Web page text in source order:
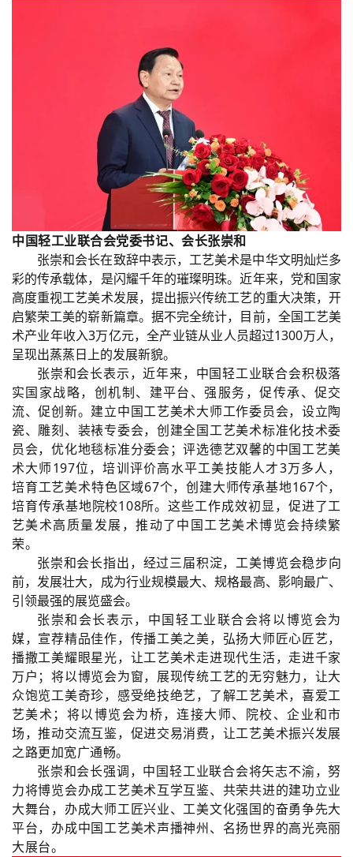
中国轻工业联合会党委书记、会长张崇和
张崇和会长在致辞中表示，工艺美术是中华文明灿烂多
彩的传承载体，是闪耀千年的璀璨明珠。近年来，党和国家
高度重视工艺美术发展，提出振兴传统工艺的重大决策，开
启繁荣工美的崭新篇章。据不完全统计，目前，全国工艺美
术产业年收入3万亿元，全产业链从业人员超过1300万人，
呈现出蒸蒸日上的发展新貌。
张崇和会长表示，近年来，中国轻工业联合会积极落
实国家战略，创机制、建平台、强服务，促传承、促交
流、促创新。建立中国工艺美术大师工作委员会，设立陶
瓷、雕刻、装裱专委会，创建全国工艺美术标准化技术委
员会，优化地毯标准分委会；评选德艺双馨的中国工艺美
术大师197位，培训评价高水平工美技能人才3万多人，
培育工艺美术特色区域67个，创建大师传承基地167个，
培育传承基地院校108所。这些工作成效初显，促进了工
艺美术高质量发展，推动了中国工艺美术博览会持续繁
荣。
张崇和会长指出，经过三届积淀，工美博览会稳步向
前，发展壮大，成为行业规模最大、规格最高、影响最广、
引领最强的展览盛会。
张崇和会长表示，中国轻工业联合会将以博览会为
媒，宣荐精品佳作，传播工美之美，弘扬大师匠心匠艺，
播撒工美耀眼星光，让工艺美术走进现代生活，走进千家
万户；将以博览会为窗，展现传统工艺的无穷魅力，让大
众饱览工美奇珍，感受绝技绝艺，了解工艺美术，喜爱工
艺美术；将以博览会为桥，连接大师、院校、企业和市
场，推动交流互鉴，促进交易消费，让工艺美术振兴发展
之路更加宽广通畅。
张崇和会长强调，中国轻工业联合会将矢志不渝，努
力将博览会办成工艺美术互学互鉴、共荣共进的建功立业
大舞台，办成大师工匠兴业、工美文化强国的奋勇争先大
平台，办成中国工艺美术声播神州、名扬世界的高光亮丽
大展台。